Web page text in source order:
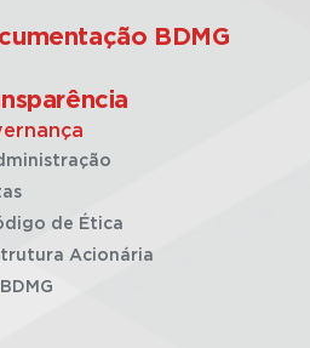
BDMG
de Ética
Acionária